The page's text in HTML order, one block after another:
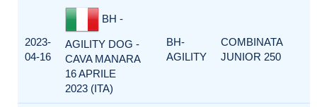
2023-
04-16
BH -
AGILITY DOG -
CAVA MANARA
16 APRILE
2023 (ITA)
BH-
AGILITY
COMBINATA
JUNIOR 250